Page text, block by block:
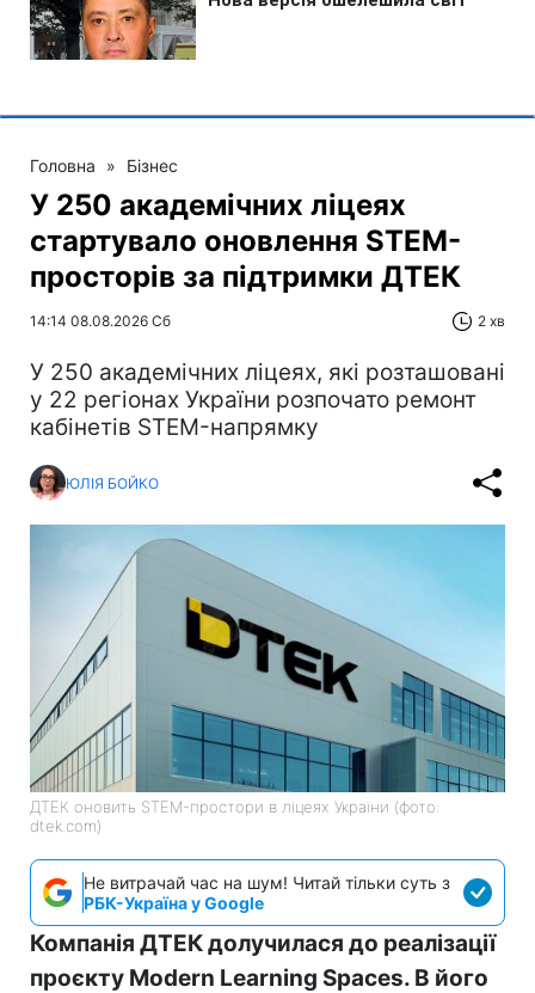
Головна » Бізнес
У 250 академічних ліцеях
стартувало оновлення STEM-
просторів за підтримки ДТЕК​‌
14:14 08.08.2026 Сб 2 хв
У 250 академічних ліцеях, які розташовані
у 22 регіонах України розпочато ремонт
кабінетів STEM-напрямку
ЮЛІЯ БОЙКО
ДТЕК оновить STEM-простори в ліцеях України (фото:
dtek.com)
Не витрачай час на шум! Читай тільки суть з
РБК-Україна у Google
Компанія ДТЕК долучилася до реалізації
проєкту Modern Learning Spaces. В його